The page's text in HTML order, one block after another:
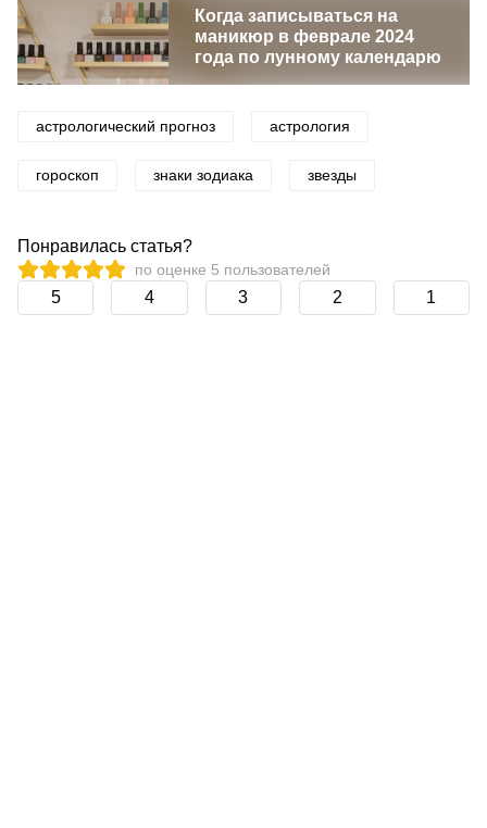
Когда записываться на
маникюр в феврале 2024
года по лунному календарю
астрологический прогноз астрология
гороскоп знаки зодиака звезды
Понравилась статья?
по оценке 5 пользователей
5 4 3 2 1